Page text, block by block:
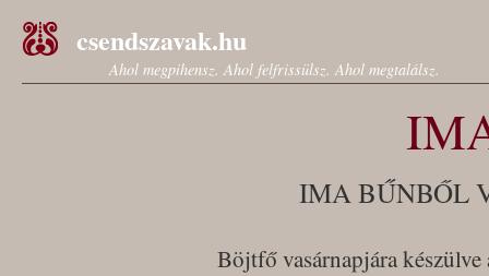
csendszavak.hu
Ahol megpihensz. Ahol felfrissülsz. Ahol megtalálsz.
IMA BŰNBŐL
Böjtfő vasárnapjára